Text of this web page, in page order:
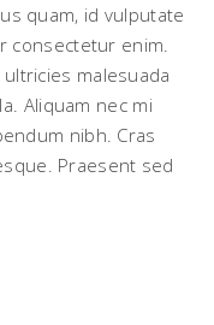
quam, id vulputate
consectetur enim.
malesuada
Aliquam nec mi
nibh. Cras
Praesent sed